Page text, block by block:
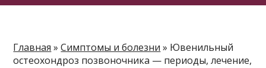
Главная »Симптомы и болезни » Ювенильный
остеохондроз позвоночника — периоды, лечение,